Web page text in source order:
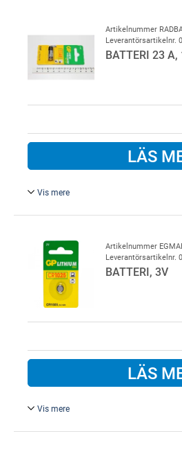
Artikelnummer
Leverantörsartikelnr.
BATTERI 23
LÄS
Vis mere
Artikelnummer
Leverantörsartikelnr.
BATTERI, 3V
LÄS
Vis mere
MARANTEC batteri för